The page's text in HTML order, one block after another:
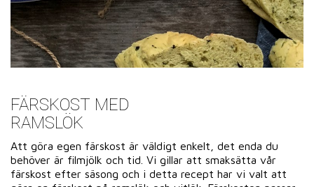
FÄRSKOST MED
RAMSLÖK
Att göra egen färskost är väldigt enkelt, det enda du
behöver är filmjölk och tid. Vi gillar att smaksätta vår
färskost efter säsong och i detta recept har vi valt att